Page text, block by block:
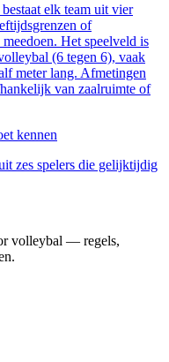
elk team uit vier
of
Het speelveld is
(6 tegen 6), vaak
meter lang. Afmetingen
van zaalruimte of
kennen
zes spelers die gelijktijdig
volleybal — regels,